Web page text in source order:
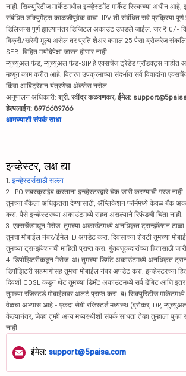
नाही. सिक्युरिटीज मार्केटमधील इन्व्हेस्टमेंट मार्केट रिस्कच्या अधीन आहे,
संबंधित डॉक्युमेंट्स काळजीपूर्वक वाचा. IPV शी संबंधित सर्व प्रक्रिया
डिलिजन्स पूर्ण झाल्यानंतर डिजिटल अकाउंट उघडले जाईल. जर ₹10/-
विक्री/खरेदी मूल्य असेल तर प्रति शेअर कमाल 25 पैसा ब्रोकरेज
SEBI विहित मर्यादेपेक्षा जास्त होणार नाही.
म्युच्युअल फंड, म्युच्युअल फंड-SIP हे एक्सचेंज ट्रेडेड प्रॉडक्ट्स नाहीत
म्हणून काम करीत आहे. वितरण उपक्रमाच्या संदर्भात सर्व विवादांना
किंवा आर्बिट्रेशन यंत्रणेचा ॲक्सेस नसेल.
अनुपालन अधिकारी: श्री. रवींद्र कळवणकर, ईमेल:
हेल्पलाईन: 8976689766
आमच्याशी संपर्क साधा
इन्व्हेस्टर, लक्ष द्या
1. इन्व्हेस्टर्ससाठी सल्ला
2. IPO सबस्क्राईब करताना इन्व्हेस्टरद्वारे चेक जारी करण्याची गरज
तुमच्या बँकेला अधिकृतता देण्यासाठी, ॲप्लिकेशन फॉर्ममध्ये केवळ बँक
करा. पैसे इन्व्हेस्टरच्या अकाउंटमध्ये राहत असल्याने रिफंडची चिंता नाही.
3. एक्सचेंजमधून मेसेज: तुमच्या अकाउंटमध्ये अनधिकृत ट्रान्झॅक्शन टाळा
तुमचा मोबाईल नंबर/ईमेल ID अपडेट करा. दिवसाच्या शेवटी तुमच्या
तुमच्या ट्रान्झॅक्शनची माहिती प्राप्त करा. गुंतवणूकदारांच्या हितासाठी
4. डिपॉझिटरीकडून मेसेज: अ) तुमच्या डिमॅट अकाउंटमध्ये अनधिकृत
डिपॉझिटरी सहभागीसह तुमचा मोबाईल नंबर अपडेट करा. इन्व्हेस्टरच्या
दिवशी CDSL कडून थेट तुमच्या डिमॅट अकाउंटमध्ये सर्व डेबिट आणि इतर
तुमच्या रजिस्टर्ड मोबाईलवर अलर्ट प्राप्त करा. ब) सिक्युरिटीज
वेळचा अभ्यास आहे - एकदा सेबी रजिस्टर्ड मध्यस्थ (ब्रोकर, DP,
केल्यानंतर, जेव्हा तुम्ही अन्य मध्यस्थीशी संपर्क साधता तेव्हा तुम्हाला
नाही.
ईमेल: support@5paisa.com